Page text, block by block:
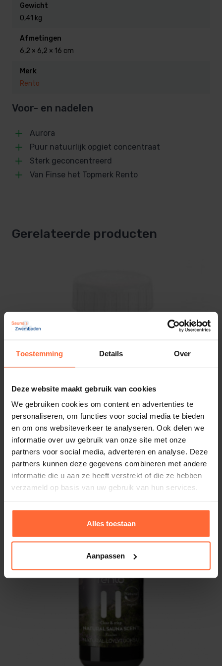
Toestemming Details Over
Deze website maakt gebruik van cookies
We gebruiken cookies om content en advertenties te
personaliseren, om functies voor social media te bieden
en om ons websiteverkeer te analyseren. Ook delen we
informatie over uw gebruik van onze site met onze
partners voor social media, adverteren en analyse. Deze
partners kunnen deze gegevens combineren met andere
informatie die u aan ze heeft verstrekt of die ze hebben
verzameld op basis van uw gebruik van hun services.
Alles toestaan
Aanpassen
Bestel hier voordelig de Rento
saunageuren, uit voorraad
leverbaar en snel in huis.
Gewicht
0,41 kg
Afmetingen
6,2 × 6,2 × 16 cm
Merk
Rento
Voor- en nadelen
Aurora
Puur natuurlijk opgiet concentraat
Sterk geconcentreerd
Van Finse het Topmerk Rento
Gerelateerde producten
Menthol kristallen
12,55 Op voorraad